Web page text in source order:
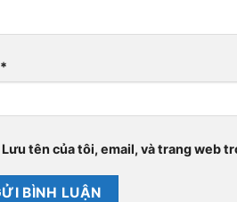
*
Lưu tên của tôi, email, và trang web